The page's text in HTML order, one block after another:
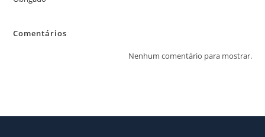
Comentários
Nenhum comentário para mostrar.